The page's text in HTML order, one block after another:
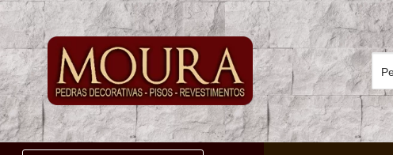
Pular
para
conteúdo
por: